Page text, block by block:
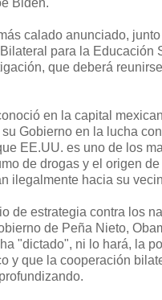
calado anunciado,
para la Educación
que deberá
en la capital
Gobierno en la lucha
EE.UU. es uno de los
de drogas y el origen
ilegalmente hacia su
de estrategia contra los
de Peña Nieto,
"dictado", ni lo hará, la
y que la cooperación